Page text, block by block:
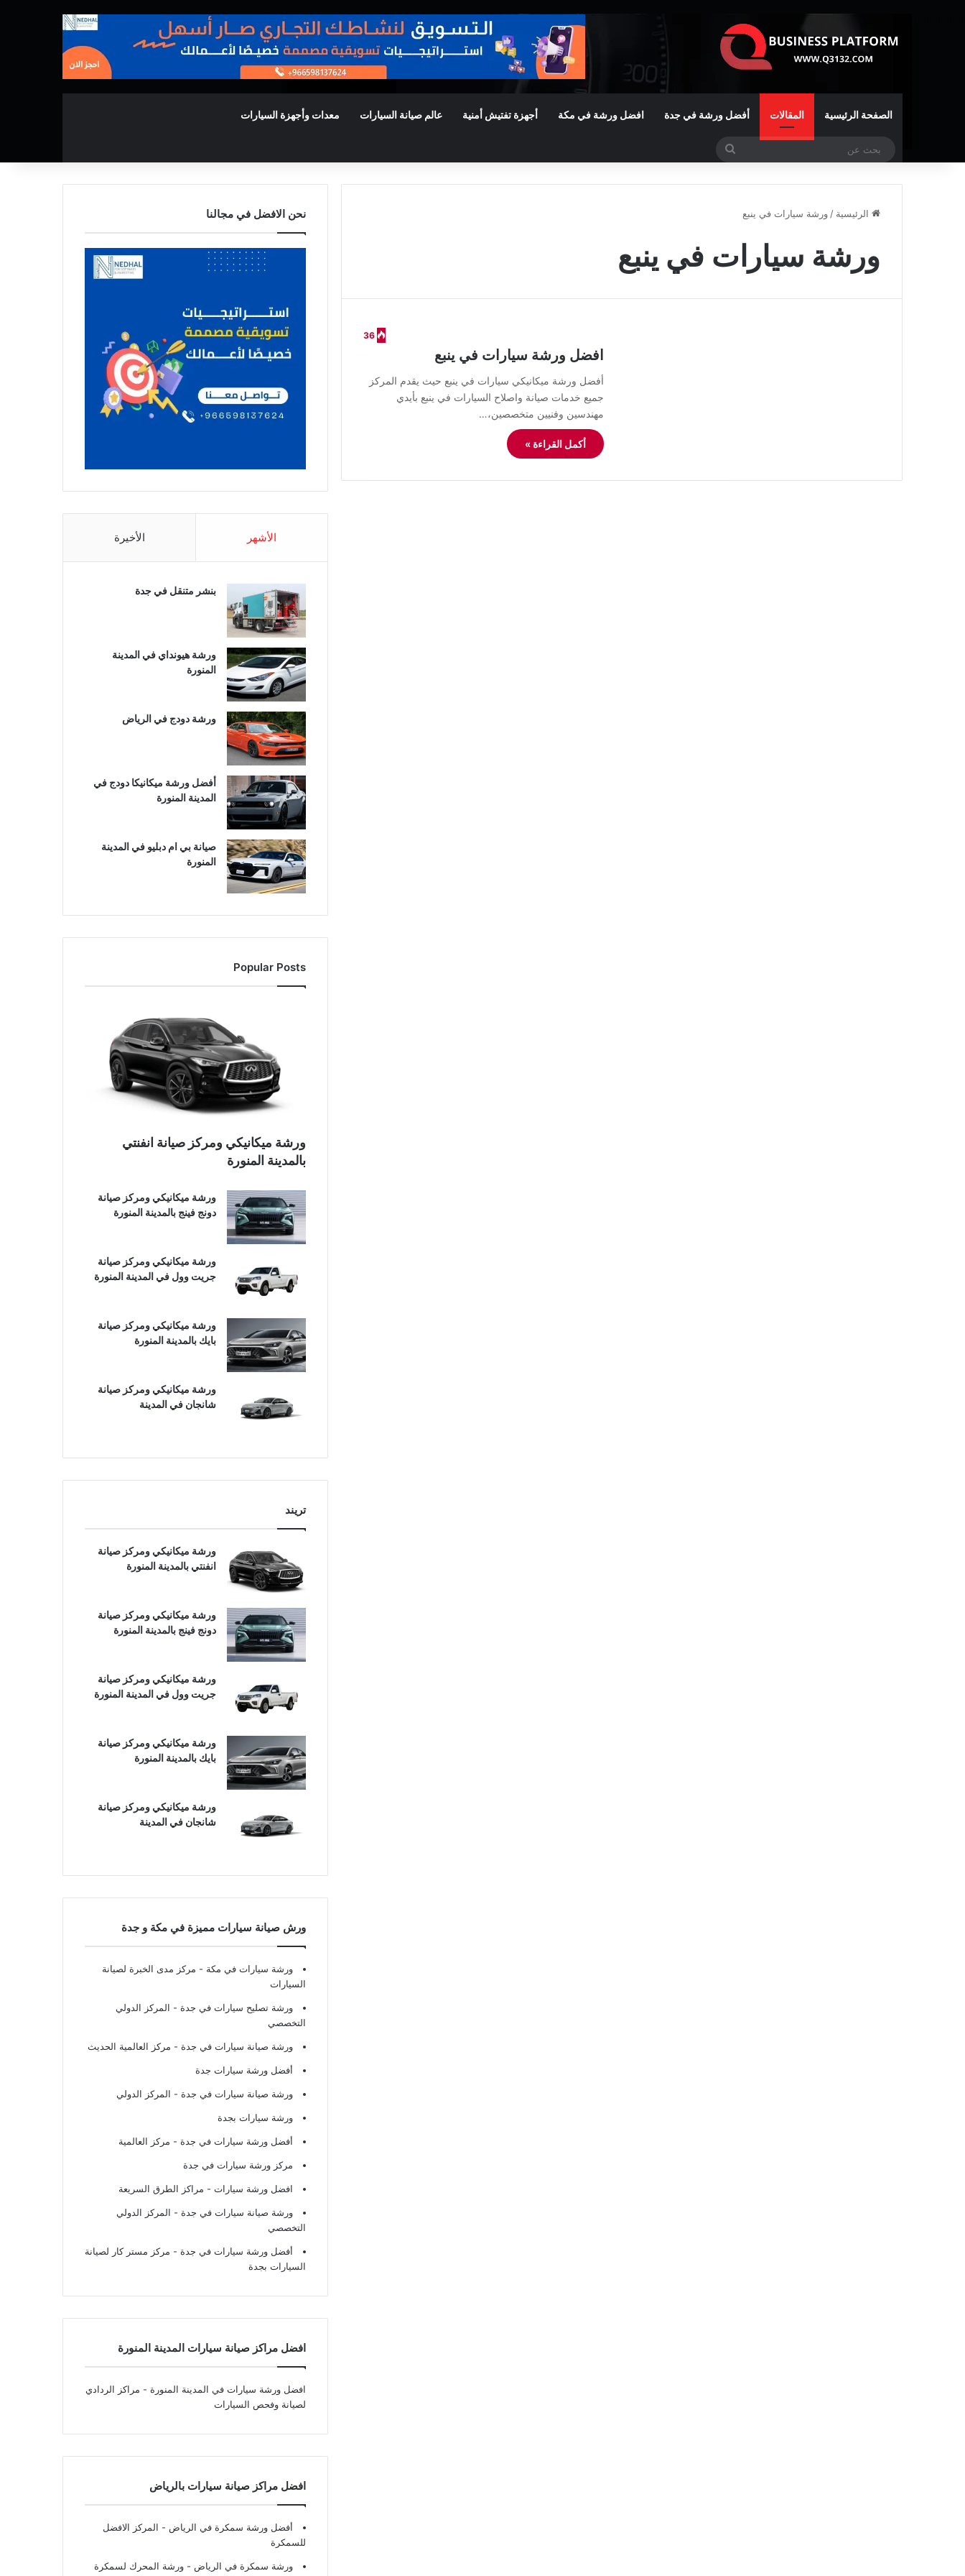
الصفحة الرئيسية المقالات أفضل ورشة في جدة افضل ورشة في مكة أجهزة تفتيش أمنية عالم صيانة السيارات معدات وأجهزة السيارات
الرئيسية / ورشة سيارات في ينبع
ورشة سيارات في ينبع
36
افضل ورشة سيارات في ينبع
أفضل ورشة ميكانيكي سيارات في ينبع حيث يقدم المركز
جميع خدمات صيانة واصلاح السيارات في ينبع بأيدي
مهندسين وفنيين متخصصين،…
أكمل القراءة »
نحن الافضل في مجالنا
الأشهر الأخيرة
بنشر متنقل في جدة
ورشة هيونداي في المدينة
المنورة
ورشة دودج في الرياض
أفضل ورشة ميكانيكا دودج في
المدينة المنورة
صيانة بي ام دبليو في المدينة
المنورة
Popular Posts
ورشة ميكانيكي ومركز صيانة انفنتي
بالمدينة المنورة
ورشة ميكانيكي ومركز صيانة
دونج فينج بالمدينة المنورة
ورشة ميكانيكي ومركز صيانة
جريت وول في المدينة المنورة
ورشة ميكانيكي ومركز صيانة
بايك بالمدينة المنورة
ورشة ميكانيكي ومركز صيانة
شانجان في المدينة
تريند
ورشة ميكانيكي ومركز صيانة
انفنتي بالمدينة المنورة
ورشة ميكانيكي ومركز صيانة
دونج فينج بالمدينة المنورة
ورشة ميكانيكي ومركز صيانة
جريت وول في المدينة المنورة
ورشة ميكانيكي ومركز صيانة
بايك بالمدينة المنورة
ورشة ميكانيكي ومركز صيانة
شانجان في المدينة
ورش صيانة سيارات مميزة في مكة و جدة
ورشة سيارات في مكة - مركز مدى الخبرة لصيانة
السيارات
ورشة تصليح سيارات في جدة - المركز الدولي
التخصصي
ورشة صيانة سيارات في جدة - مركز العالمية الحديث
أفضل ورشة سيارات جدة
ورشة صيانة سيارات في جدة - المركز الدولي
ورشة سيارات بجدة
أفضل ورشة سيارات في جدة - مركز العالمية
مركز ورشة سيارات في جدة
افضل ورشة سيارات - مراكز الطرق السريعة
ورشة صيانة سيارات في جدة - المركز الدولي
التخصصي
أفضل ورشة سيارات في جدة - مركز مستر كار لصيانة
السيارات بجدة
افضل مراكز صيانة سيارات المدينة المنورة
افضل ورشة سيارات في المدينة المنورة - مراكز الردادي
لصيانة وفحص السيارات
افضل مراكز صيانة سيارات بالرياض
أفضل ورشة سمكرة في الرياض - المركز الافضل
للسمكرة
ورشة سمكرة في الرياض - ورشة المحرك لسمكرة